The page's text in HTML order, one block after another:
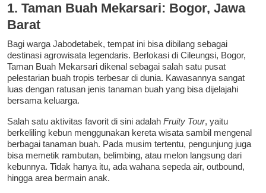
1. Taman Buah Mekarsari: Bogor, Jawa
Barat
Bagi warga Jabodetabek, tempat ini bisa dibilang sebagai
destinasi agrowisata legendaris. Berlokasi di Cileungsi, Bogor,
Taman Buah Mekarsari dikenal sebagai salah satu pusat
pelestarian buah tropis terbesar di dunia. Kawasannya sangat
luas dengan ratusan jenis tanaman buah yang bisa dijelajahi
bersama keluarga.
Salah satu aktivitas favorit di sini adalah Fruity Tour, yaitu
berkeliling kebun menggunakan kereta wisata sambil mengenal
berbagai tanaman buah. Pada musim tertentu, pengunjung juga
bisa memetik rambutan, belimbing, atau melon langsung dari
kebunnya. Tidak hanya itu, ada wahana sepeda air, outbound,
hingga area bermain anak.